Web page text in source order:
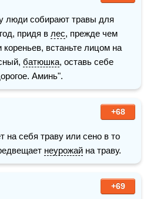
люди собирают травы для
придя в лес, прежде чем
кореньев, встаньте лицом на
батюшка, оставь себе
Аминь".
+68
неурожай на траву.
+69